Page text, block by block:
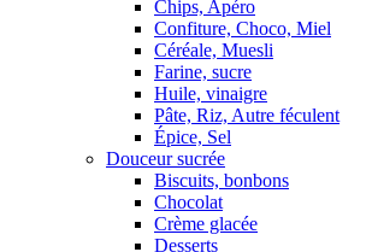
Chips, Apéro
Confiture, Choco, Miel
Céréale, Muesli
Farine, sucre
Huile, vinaigre
Pâte, Riz, Autre féculent
Épice, Sel
Douceur sucrée
Biscuits, bonbons
Chocolat
Crème glacée
Desserts